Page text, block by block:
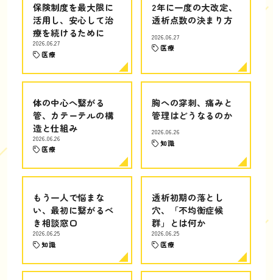
保険制度を最大限に
活用し、安心して治
療を続けるために
2026.06.27
医療
2年に一度の大改定、
透析点数の決まり方
2026.06.27
医療
体の中心へ繋がる
管、カテーテルの構
造と仕組み
2026.06.26
医療
胸への穿刺、痛みと
管理はどうなるのか
2026.06.26
知識
もう一人で悩まな
い、最初に繋がるべ
き相談窓口
2026.06.25
知識
透析初期の落とし
穴、「不均衡症候
群」とは何か
2026.06.25
医療